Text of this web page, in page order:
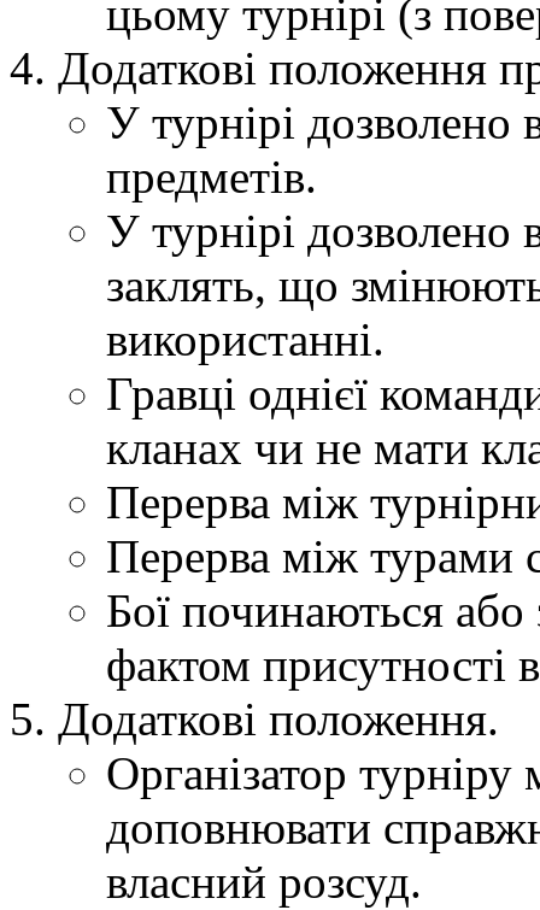
цьому турнірі (з
Додаткові положення
У турнірі дозволено
предметів.
У турнірі дозволено
заклять, що
використанні.
Гравці однієї
кланах чи не мати
Перерва між
Перерва між турами
Бої починаються або
фактом присутності
Додаткові положення.
Організатор
доповнювати
власний розсуд.